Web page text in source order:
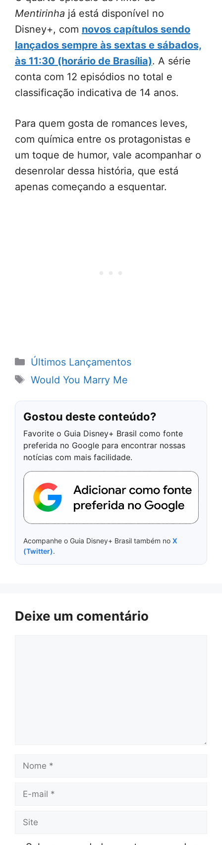
Mentirinha já está disponível no
Disney+, com novos capítulos sendo
lançados sempre às sextas e sábados,
às 11:30 (horário de Brasília). A série
conta com 12 episódios no total e
classificação indicativa de 14 anos.
Para quem gosta de romances leves,
com química entre os protagonistas e
um toque de humor, vale acompanhar o
desenrolar dessa história, que está
apenas começando a esquentar.
Categorias
Últimos Lançamentos
Tags
Would You Marry Me
Gostou deste conteúdo?
Favorite o Guia Disney+ Brasil como fonte
preferida no Google para encontrar nossas
notícias com mais facilidade.
Acompanhe o Guia Disney+ Brasil também no X
(Twitter).
Deixe um comentário
Nome
E-
Site